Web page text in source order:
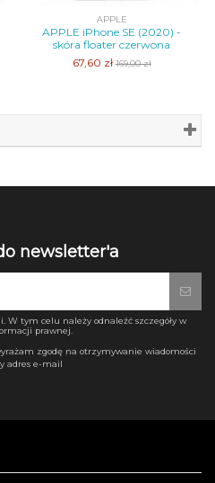
APPLE
APPLE iPhone SE (2020) -
skóra floater czerwona
67,60 zł169,00 zł
newsletter'a
W tym celu należy odnaleźć szczegóły w
prawnej.
zgodę na otrzymywanie wiadomości
adres e-mail